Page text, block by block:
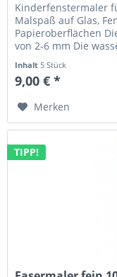
Kinderfenstermaler
Malspaß auf Glas,
Papieroberflächen
von 2-6 mm Die
Inhalt5 Stück
9,00 € *
Merken
TIPP!